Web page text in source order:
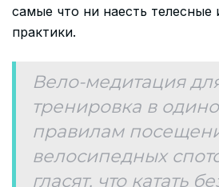
самые что ни наесть телесные
практики.
Вело-медитация
тренировка в
правилам
велосипедных
гласят, что катать